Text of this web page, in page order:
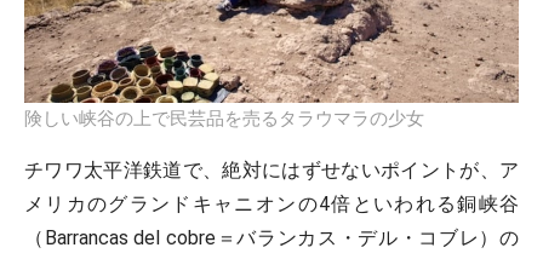
険しい峡谷の上で民芸品を売るタラウマラの少女
チワワ太平洋鉄道で、絶対にはずせないポイントが、ア
メリカのグランドキャニオンの4倍といわれる銅峡谷
（Barrancas del cobre＝バランカス・デル・コブレ）の